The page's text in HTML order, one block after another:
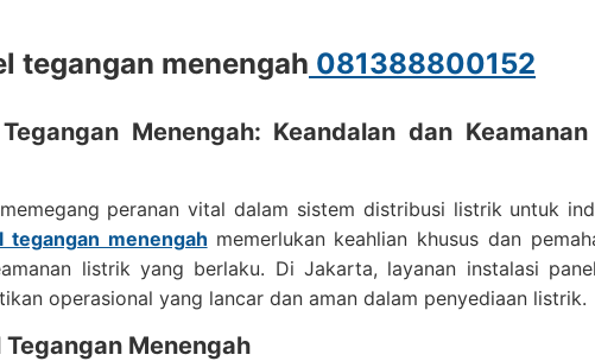
tegangan menengah 081388800152
Menengah: Keandalan dan
peranan vital dalam sistem distribusi listrik untuk
tegangan menengah memerlukan keahlian khusus dan
listrik yang berlaku. Di Jakarta, layanan instalasi
operasional yang lancar dan aman dalam penyediaan listrik.
Menengah